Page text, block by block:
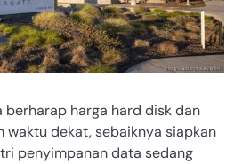
berharap harga hard disk dan
waktu dekat, sebaiknya siapkan
penyimpanan data sedang